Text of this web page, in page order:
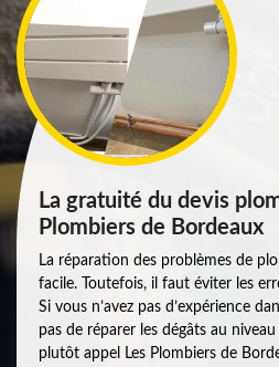
La gratuité du devis
Plombiers de Bordeaux
La réparation des problèmes de
facile. Toutefois, il faut éviter les
Si vous n’avez pas d’expérience
pas de réparer les dégâts au
plutôt appel Les Plombiers de